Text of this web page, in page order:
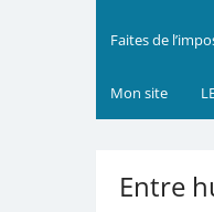
Faites de
Mon site
Entre